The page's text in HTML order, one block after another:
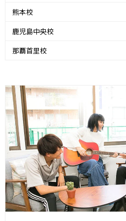
熊本校
鹿児島中央校
那覇首里校